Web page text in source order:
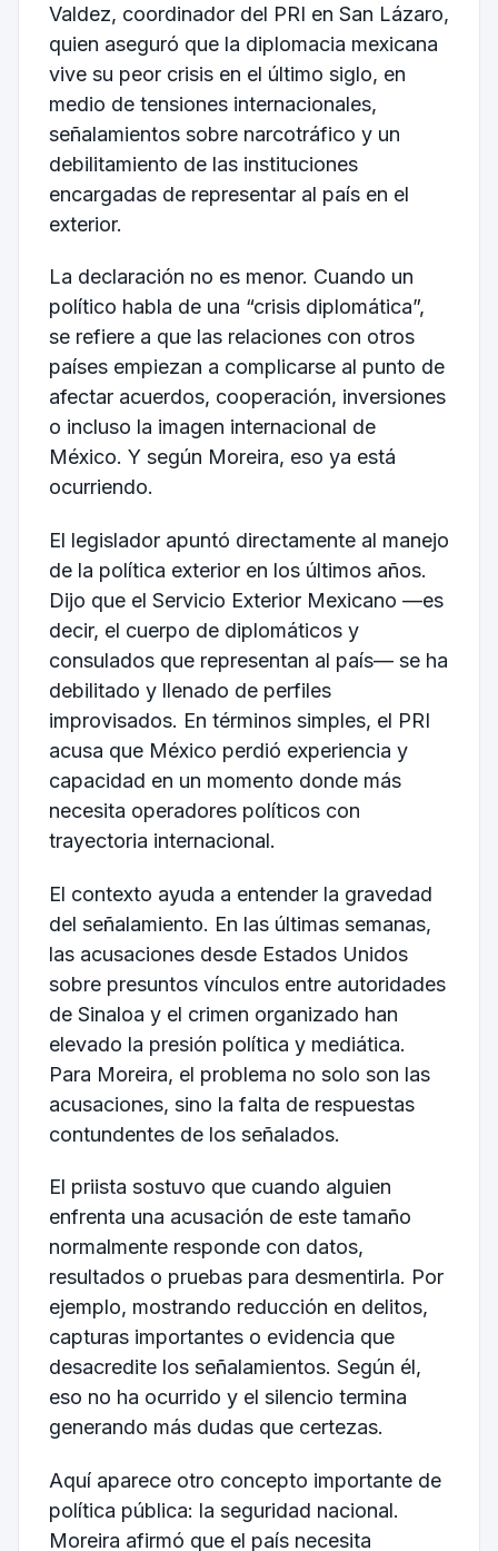
Valdez, coordinador del PRI en San Lázaro,
quien aseguró que la diplomacia mexicana
vive su peor crisis en el último siglo, en
medio de tensiones internacionales,
señalamientos sobre narcotráfico y un
debilitamiento de las instituciones
encargadas de representar al país en el
exterior.
La declaración no es menor. Cuando un
político habla de una “crisis diplomática”,
se refiere a que las relaciones con otros
países empiezan a complicarse al punto de
afectar acuerdos, cooperación, inversiones
o incluso la imagen internacional de
México. Y según Moreira, eso ya está
ocurriendo.
El legislador apuntó directamente al manejo
de la política exterior en los últimos años.
Dijo que el Servicio Exterior Mexicano —es
decir, el cuerpo de diplomáticos y
consulados que representan al país— se ha
debilitado y llenado de perfiles
improvisados. En términos simples, el PRI
acusa que México perdió experiencia y
capacidad en un momento donde más
necesita operadores políticos con
trayectoria internacional.
El contexto ayuda a entender la gravedad
del señalamiento. En las últimas semanas,
las acusaciones desde Estados Unidos
sobre presuntos vínculos entre autoridades
de Sinaloa y el crimen organizado han
elevado la presión política y mediática.
Para Moreira, el problema no solo son las
acusaciones, sino la falta de respuestas
contundentes de los señalados.
El priista sostuvo que cuando alguien
enfrenta una acusación de este tamaño
normalmente responde con datos,
resultados o pruebas para desmentirla. Por
ejemplo, mostrando reducción en delitos,
capturas importantes o evidencia que
desacredite los señalamientos. Según él,
eso no ha ocurrido y el silencio termina
generando más dudas que certezas.
Aquí aparece otro concepto importante de
política pública: la seguridad nacional.
Moreira afirmó que el país necesita